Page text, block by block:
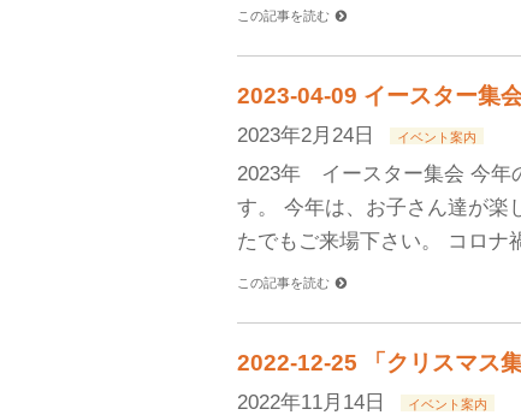
この記事を読む
2023-04-09 イースター集
2023年2月24日 イベント案内
2023年 イースター集会 今年
す。 今年は、お子さん達が楽
たでもご来場下さい。 コロ
この記事を読む
2022-12-25 「クリスマス
2022年11月14日 イベント案内